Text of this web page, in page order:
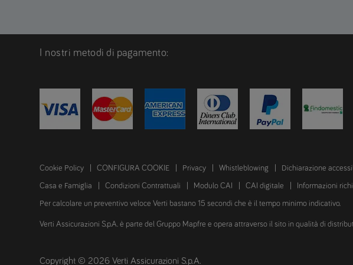
I nostri metodi di pagamento:
Cookie Policy CONFIGURA COOKIE Privacy Whistleblowing Dichiarazione
Casa e Famiglia Condizioni Contrattuali Modulo CAI CAI digitale Informazioni
Per calcolare un preventivo veloce Verti bastano 15 secondi che è il tempo minimo indicativo.
Verti Assicurazioni S.p.A. è parte del Gruppo Mapfre e opera attraverso il sito in qualità di
Copyright © 2026 Verti Assicurazioni S.p.A.